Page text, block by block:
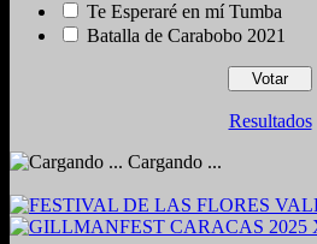
Te Esperaré en mí Tumba
Batalla de Carabobo 2021
Resultados
Cargando ...